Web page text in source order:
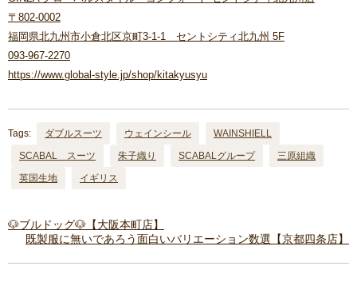
〒802-0002
福岡県北九州市小倉北区京町3-1-1 セントシティ北九州 5F
093-967-2270
https://www.global-style.jp/shop/kitakyusyu
Tags: ダブルスーツ ウェインシール
WAINSHIELL
SCABAL スーツ
朱子織り SCABALグループ
三原組織
英国生地
イギリス
🐶ブルドッグ🐶【大阪本町店】
既製服に無いであろう面白いバリエーション数選【京都四条店】